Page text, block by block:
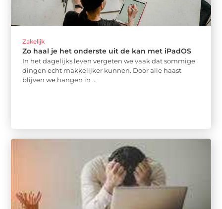
Zakelijk
Zo haal je het onderste uit de kan met iPadOS
In het dagelijks leven vergeten we vaak dat sommige
dingen echt makkelijker kunnen. Door alle haast
blijven we hangen in ...